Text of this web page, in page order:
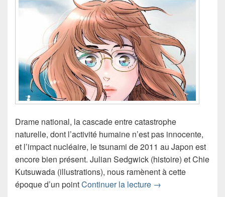
Drame national, la cascade entre catastrophe
naturelle, dont l’activité humaine n’est pas innocente,
et l’impact nucléaire, le tsunami de 2011 au Japon est
encore bien présent. Julian Sedgwick (histoire) et Chie
Kutsuwada (illustrations), nous ramènent à cette
époque d’un pointContinuer la lecture Chronique roman
→